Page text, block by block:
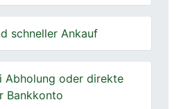
schneller Ankauf
Abholung oder direkte
Bankkonto